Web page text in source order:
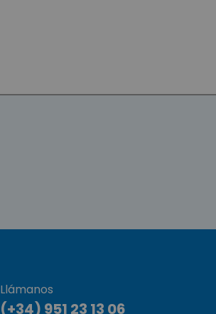
Llámanos
(+34) 951 23 13 06